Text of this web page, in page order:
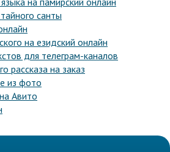
санты
на езидский онлайн
для телеграм-каналов
рассказа на заказ
из фото
Авито